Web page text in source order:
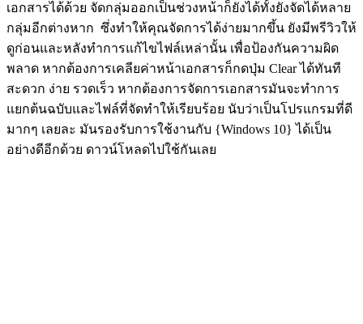
เอกสารได้ด้วย จัดกลุ่มออกเป็นช่วงหน้าก็ยังได้ทั้งยังจัดได้หลาย
กลุ่มอีกต่างหาก ซึ่งทำให้คุณจัดการได้ง่ายมากขึ้น ยังมีพรีวิวให้
ดูก่อนและหลังทำการแก้ไขไฟล์เหล่านั้น เพื่อป้องกันความผิด
พลาด หากต้องการเคลียค่าหน้าเอกสารก็กดปุ่ม Clear ได้ทันที
สะดวก ง่าย รวดเร็ว หากต้องการจัดการเอกสารมันจะทำการ
แยกต้นฉบับและไฟล์ที่จัดทำให้เรียบร้อย นับว่าเป็นโปรแกรมที่ดี
มากๆ เลยละ มันรองรับการใช้งานกับ {Windows 10} ได้เป็น
อย่างดีอีกด้วย ดาวน์โหลดไปใช้กันเลย